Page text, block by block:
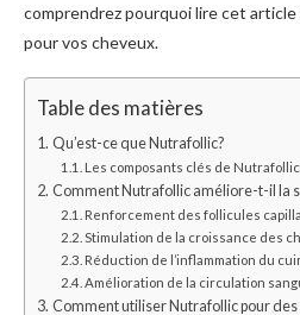
comprendrez pourquoi lire cet
pour vos cheveux.
Table des matières
Qu’est-ce que Nutrafollic?
Les composants clés de Nutrafollic
Comment Nutrafollic améliore-t-il la
Renforcement des follicules
Stimulation de la croissance des
Réduction de l’inflammation du
Amélioration de la circulation
Comment utiliser Nutrafollic pour